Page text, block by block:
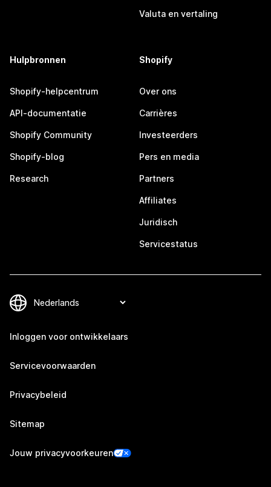
Valuta en vertaling
Hulpbronnen
Shopify-helpcentrum
API-documentatie
Shopify Community
Shopify-blog
Research
Shopify
Over ons
Carrières
Investeerders
Pers en media
Partners
Affiliates
Juridisch
Servicestatus
Inloggen voor ontwikkelaars
Servicevoorwaarden
Privacybeleid
Sitemap
Jouw privacyvoorkeuren